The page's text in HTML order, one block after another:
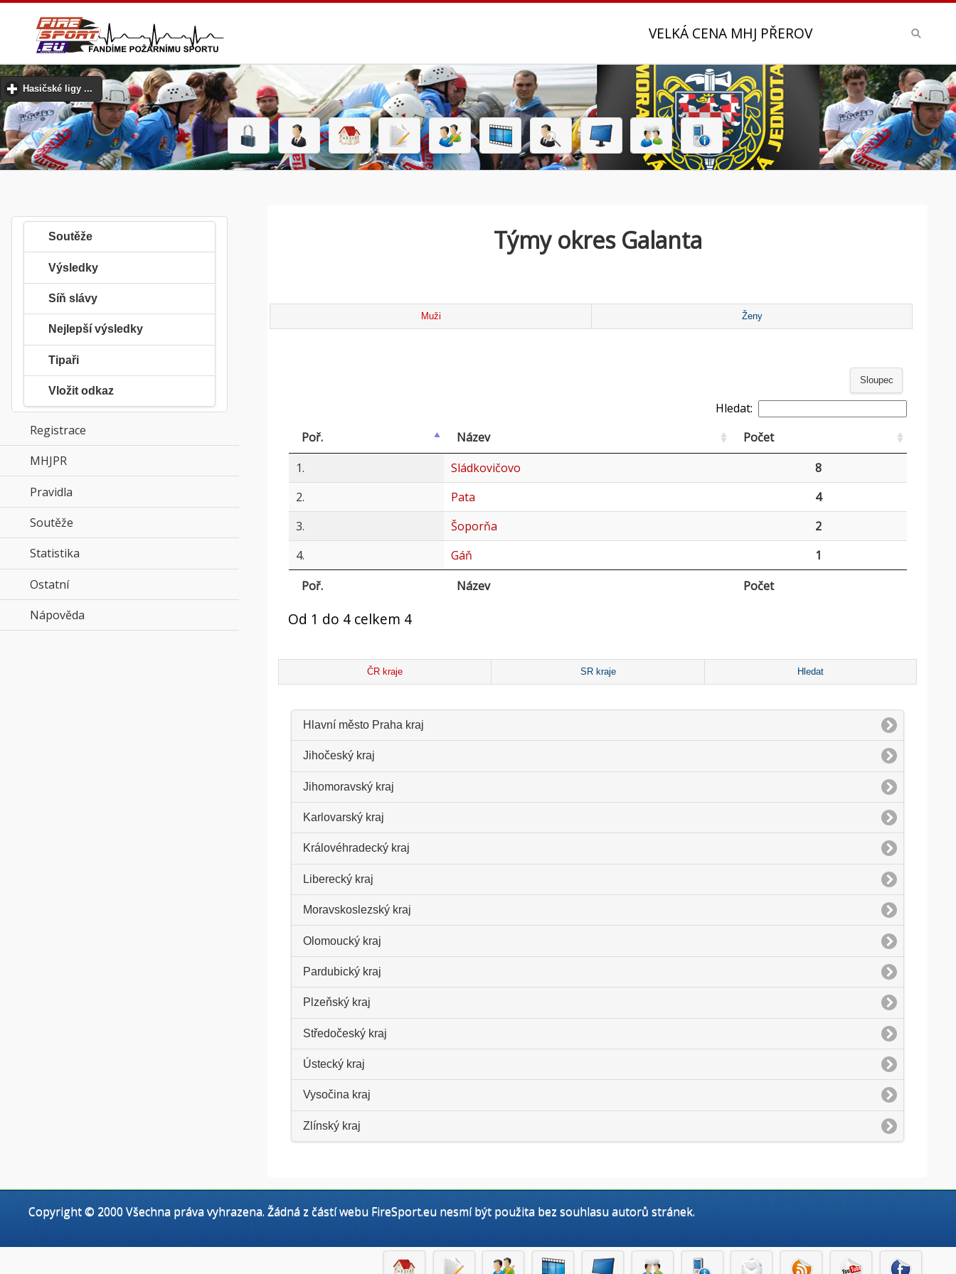
VELKÁ CENA MHJ PŘEROV
Hasičské ligy ... click to expand contents
Týmy okres Galanta
Muži Ženy
Sloupec
Hledat:
Poř.
Název
Počet
1.
Sládkovičovo
8
2.
Pata
4
3.
Šoporňa
2
4.
Gáň
1
Poř.
Název Počet
Od 1 do 4 celkem 4
ČR kraje SR kraje Hledat
Hlavní město Praha kraj
Jihočeský kraj
Jihomoravský kraj
Karlovarský kraj
Královéhradecký kraj
Liberecký kraj
Moravskoslezský kraj
Olomoucký kraj
Pardubický kraj
Plzeňský kraj
Středočeský kraj
Ústecký kraj
Vysočina kraj
Zlínský kraj
Soutěže
Výsledky
Síň slávy
Nejlepší výsledky
Tipaři
Vložit odkaz
Registrace
MHJPR
Pravidla
Soutěže
Statistika
Ostatníclick to expand contents
Nápověda
Copyright © 2000 Všechna práva vyhrazena. Žádná z částí webu FireSport.eu nesmí být použita bez souhlasu autorů stránek.